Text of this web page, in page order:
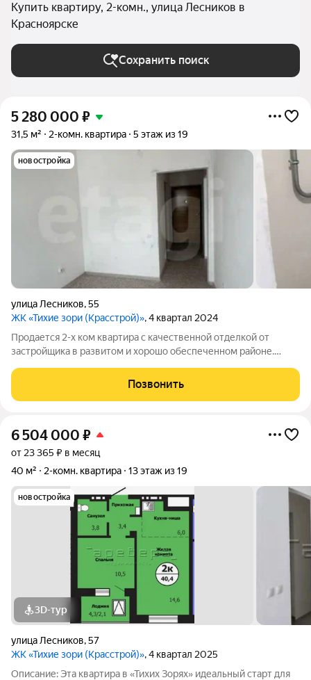
Купить квартиру, 2-комн., улица Лесников в
Красноярске
Сохранить поиск
5 280 000 ₽
31,5 м² 2-комн. квартира 5 этаж из 19
новостройка
улица Лесников,55
ЖК «Тихие зори (Красстрой)», 4 квартал 2024
Продается 2-х ком квартира с качественной отделкой от
застройщика в развитом и хорошо обеспеченном районе.
без лишних затрат и демонтажа реализовать собственный
дизайн-проект. Ключевым
Позвонить
6 504 000 ₽
от 23 365 ₽ в месяц
40 м²
2-комн. квартира 13 этаж из 19
новостройка
3D-тур
улица Лесников,57
ЖК «Тихие зори (Красстрой)», 4 квартал 2025
Описание: Эта квартира в «Тихих Зорях» идеальный старт для